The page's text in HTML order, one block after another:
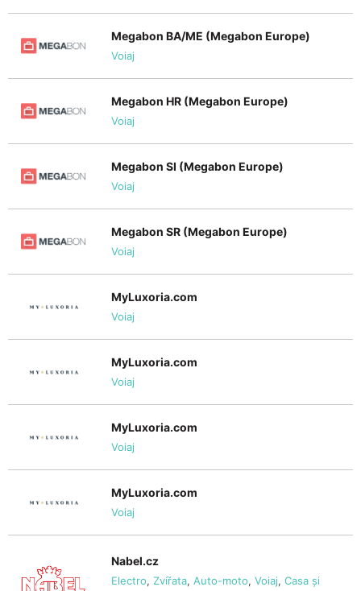
Megabon BA/ME (Megabon Europe)
Voiaj
Megabon HR (Megabon Europe)
Voiaj
Megabon SI (Megabon Europe)
Voiaj
Megabon SR (Megabon Europe)
Voiaj
MyLuxoria.com
Voiaj
MyLuxoria.com
Voiaj
MyLuxoria.com
Voiaj
MyLuxoria.com
Voiaj
Nabel.cz
Electro, Zvířata, Auto-moto, Voiaj, Casa și